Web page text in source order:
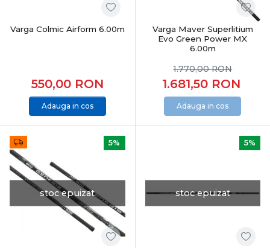
Varga Colmic Airform 6.00m
550,00 RON
Adauga in cos
Varga Maver Superlitium
Evo Green Power MX
6.00m
1.681,50 RON
1.770,00RON
Adauga in cos
stoc epuizat
5%
stoc epuizat
5%